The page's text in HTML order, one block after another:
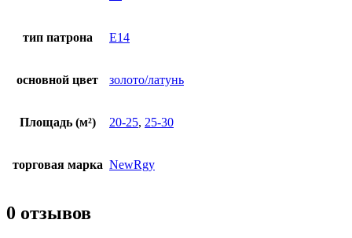
тип патрона E14
основной цвет золото/латунь
Площадь (м²) 20-25, 25-30
торговая марка NewRgy
0 отзывов